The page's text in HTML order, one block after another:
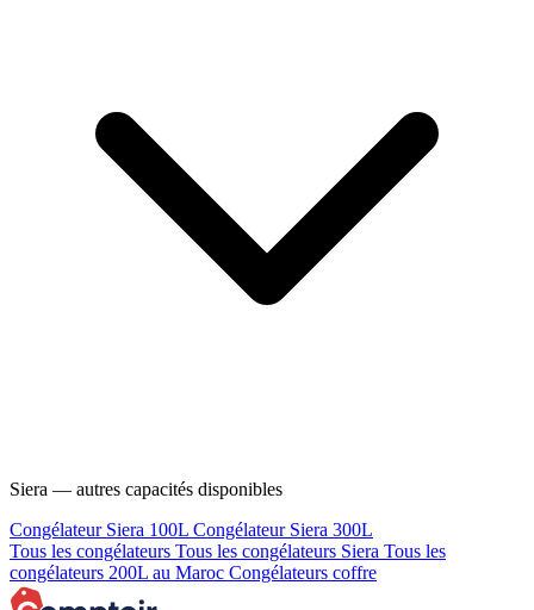
Siera — autres capacités disponibles
Congélateur Siera 100L Congélateur Siera 300L
Tous les congélateurs Tous les congélateurs Siera Tous les
congélateurs 200L au Maroc Congélateurs coffre